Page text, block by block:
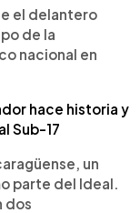
el delantero
de la
nacional en
hace historia y
Sub-17
un
parte del Ideal.
dos